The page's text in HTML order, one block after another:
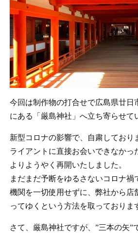
今回は制作物の打合せで広島県廿日
にある「厳島神社」へ立ち寄らせて
新型コロナの影響で、自粛しており
ライアントに直接お会いできなかっ
よりようやく再開いたしました。
まだまだ予断をゆるさないコロナ禍
機関を一切使用せずに、弊社から店
ってゆくという方法を取っておりま
さて、厳島神社ですが、”三本の矢”